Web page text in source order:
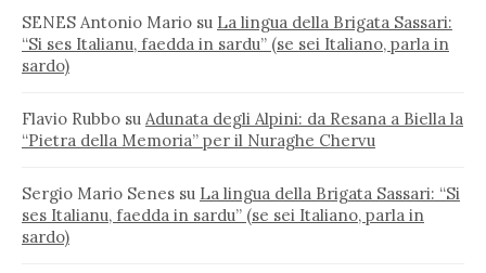
SENES Antonio Mario su La lingua della Brigata Sassari:
“Si ses Italianu, faedda in sardu” (se sei Italiano, parla in
sardo)
Flavio Rubbo su Adunata degli Alpini: da Resana a Biella la
“Pietra della Memoria” per il Nuraghe Chervu
Sergio Mario Senes su La lingua della Brigata Sassari: “Si
ses Italianu, faedda in sardu” (se sei Italiano, parla in
sardo)